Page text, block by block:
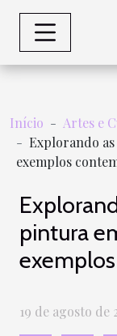
Início
Artes e
Explorando
exemplos
pintura
19 de agosto de